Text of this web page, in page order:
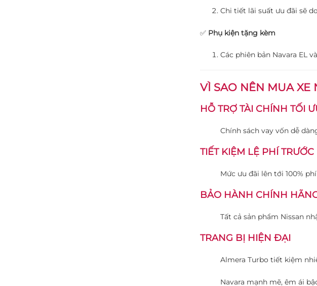
Chi tiết lãi suất ưu đãi sẽ
✅ Phụ kiện tặng kèm
Các phiên bản Navara EL
VÌ SAO NÊN MUA XE
HỖ TRỢ TÀI CHÍNH TỐI
Chính sách vay vốn dễ
TIẾT KIỆM LỆ PHÍ TRƯỚC
Mức ưu đãi lên tới 100%
BẢO HÀNH CHÍNH
Tất cả sản phẩm Nissan
TRANG BỊ HIỆN ĐẠI
Almera Turbo tiết kiệm
Navara mạnh mẽ, êm ái